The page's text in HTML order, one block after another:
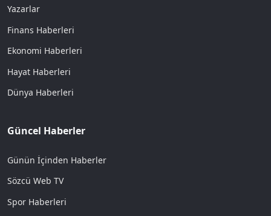
Yazarlar
Finans Haberleri
Ekonomi Haberleri
Hayat Haberleri
Dünya Haberleri
Güncel Haberler
Günün İçinden Haberler
Sözcü Web TV
Spor Haberleri